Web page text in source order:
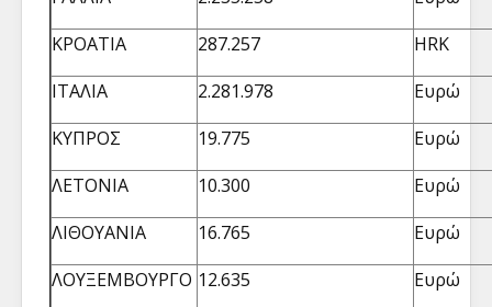
ΚΡΟΑΤΙΑ
287.257
HRK
ΙΤΑΛΙΑ
2.281.978
Ευρώ
ΚΥΠΡΟΣ
19.775
Ευρώ
ΛΕΤΟΝΙΑ
10.300
Ευρώ
ΛΙΘΟΥΑΝΙΑ
16.765
Ευρώ
ΛΟΥΞΕΜΒΟΥΡΓΟ 12.635 Ευρώ